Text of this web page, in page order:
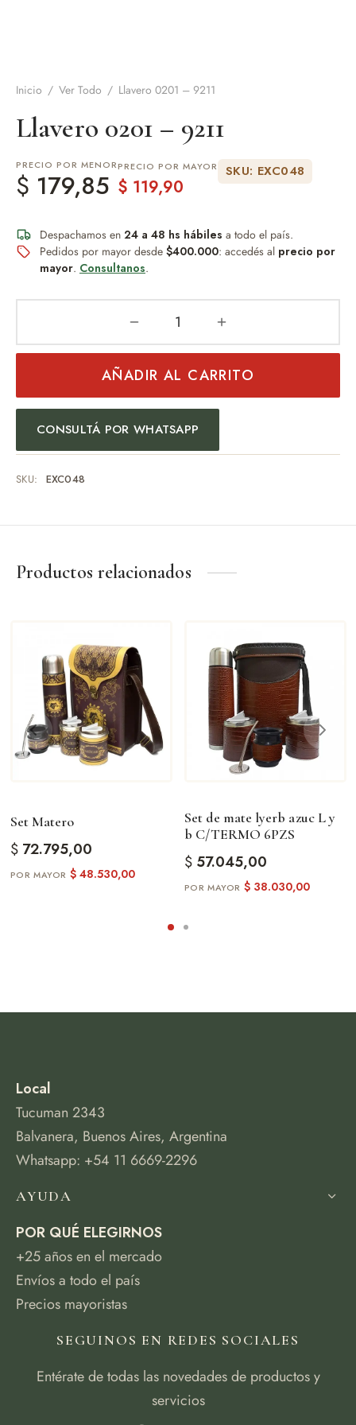
Inicio / Ver Todo / Llavero 0201 – 9211
Llavero 0201 – 9211
SKU: EXC048
PRECIO POR MENOR
$ 179,85
PRECIO POR MAYOR
$ 119,90
Despachamos en 24 a 48 hs hábiles a todo el país.
Pedidos por mayor desde $400.000: accedés al precio por
mayor. Consultanos.
AÑADIR AL CARRITO
CONSULTÁ POR WHATSAPP
SKU: EXC048
Productos relacionados
Set Matero
$72.795,00
$48.530,00
Set de mate lyerb azuc L y
b C/TERMO 6PZS
$57.045,00
$38.030,00
Local
Tucuman 2343
Balvanera, Buenos Aires, Argentina
Whatsapp: +54 11 6669-2296
AYUDA
POR QUÉ ELEGIRNOS
+25 años en el mercado
Envíos a todo el país
Precios mayoristas
SEGUINOS EN REDES SOCIALES
Entérate de todas las novedades de productos y
servicios
y accesorios